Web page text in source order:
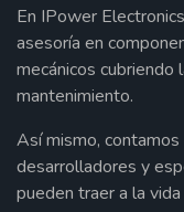
En IPower
asesoría en
mecánicos
mantenimiento.
Así mismo,
desarrolladores y
pueden traer a la